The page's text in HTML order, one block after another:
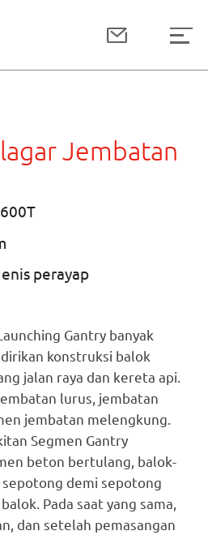
Jembatan
perayap
Gantry banyak
konstruksi balok
jalan raya dan kereta api.
lurus, jembatan
jembatan melengkung.
Segmen Gantry
beton bertulang, balok-
demi sepotong
Pada saat yang sama,
dan setelah pemasangan